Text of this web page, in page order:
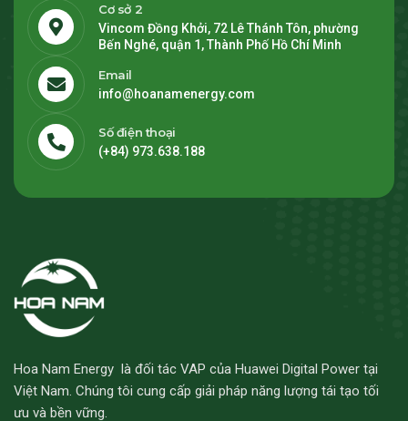
Cơ sở 2
Vincom Đồng Khởi, 72 Lê Thánh Tôn, phường
Bến Nghé, quận 1, Thành Phố Hồ Chí Minh
Email
info@hoanamenergy.com
Số điện thoại
(+84) 973.638.188
Hoa Nam Energy là đối tác VAP của Huawei Digital Power tại
Việt Nam. Chúng tôi cung cấp giải pháp năng lượng tái tạo tối
ưu và bền vững.